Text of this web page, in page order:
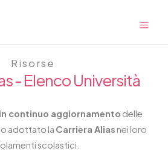
- Elenco Università
continuo aggiornamento delle
adottato la Carriera Alias nei loro
scolastici.
Risorse